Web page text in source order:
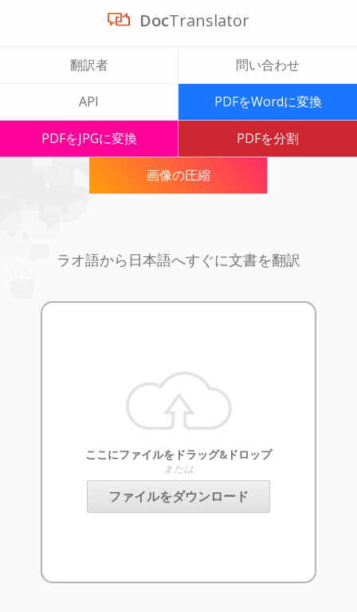
DocTranslator
翻訳者 問い合わせ
API PDFをWordに変換
PDFをJPGに変換 PDFを分割
画像の圧縮
ラオ語から日本語へすぐに文書を翻訳
ここにファイルをドラッグ&ドロップ
または
ファイルをダウンロード